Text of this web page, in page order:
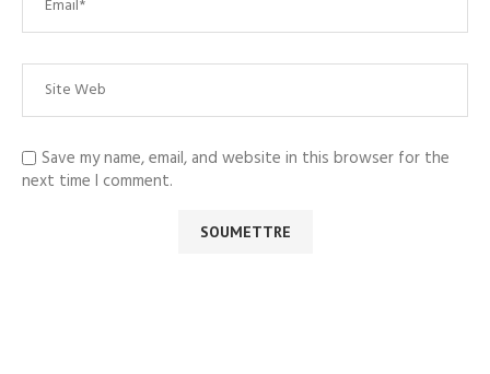
Save my name, email, and website in this browser for the
next time I comment.